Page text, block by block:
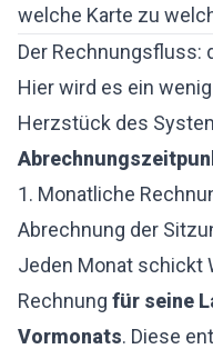
welche Karte zu
Der Rechnungsfluss:
Hier wird es ein
Herzstück des
1. Monatliche
Abrechnung der
Jeden Monat schickt
Rechnung für seine
Vormonats. Diese